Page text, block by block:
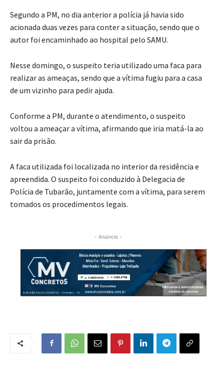
Segundo a PM, no dia anterior a polícia já havia sido
acionada duas vezes para conter a situação, sendo que o
autor foi encaminhado ao hospital pelo SAMU.
Nesse domingo, o suspeito teria utilizado uma faca para
realizar as ameaças, sendo que a vítima fugiu para a casa
de um vizinho para pedir ajuda.
Conforme a PM, durante o atendimento, o suspeito
voltou a ameaçar a vítima, afirmando que iria matá-la ao
sair da prisão.
A faca utilizada foi localizada no interior da residência e
apreendida. O suspeito foi conduzido à Delegacia de
Polícia de Tubarão, juntamente com a vítima, para serem
tomados os procedimentos legais.
- Anúncio -